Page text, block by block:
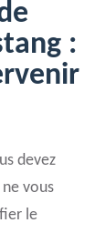
:
devez
vous
le